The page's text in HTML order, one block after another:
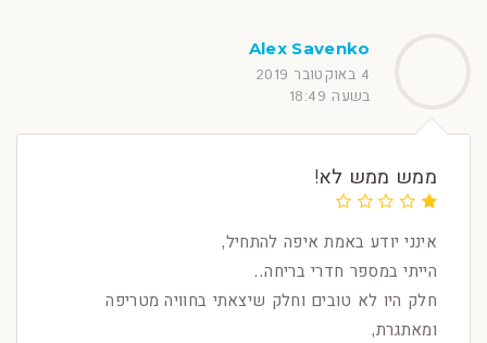
Alex Savenko
4 באוקטובר 2019
בשעה 18:49
ממש ממש לא!
אינני יודע באמת איפה להתחיל,
הייתי במספר חדרי בריחה..
חלק היו לא טובים וחלק שיצאתי בחוויה מטריפה
ומאתגרת,